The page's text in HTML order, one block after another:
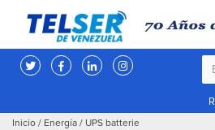
Inicio / Energía / UPS batterie